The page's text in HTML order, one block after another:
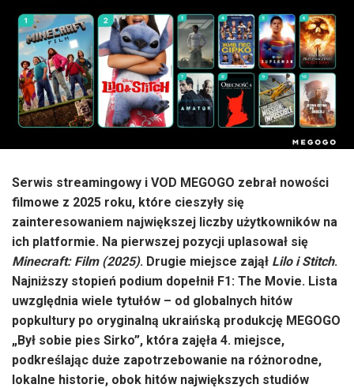
Serwis streamingowy i VOD MEGOGO zebrał nowości
filmowe z 2025 roku, które cieszyły się
zainteresowaniem największej liczby użytkowników na
ich platformie. Na pierwszej pozycji uplasował się
Minecraft: Film (2025). Drugie miejsce zajął Lilo i Stitch.
Najniższy stopień podium dopełnił F1: The Movie. Lista
uwzględnia wiele tytułów – od globalnych hitów
popkultury po oryginalną ukraińską produkcję MEGOGO
„Był sobie pies Sirko”, która zajęła 4. miejsce,
podkreślając duże zapotrzebowanie na różnorodne,
lokalne historie, obok hitów największych studiów